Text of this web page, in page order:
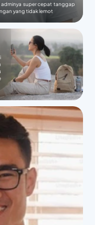
adminya super cepat tanggap
yang tidak lemot